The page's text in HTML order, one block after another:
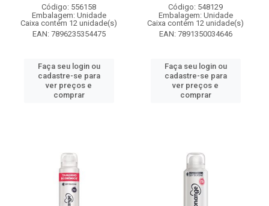
Código: 556158
Embalagem: Unidade
Caixa contém 12 unidade(s)
EAN: 7896235354475
Faça seu login ou
cadastre-se para
ver preços e
comprar
Código: 548129
Embalagem: Unidade
Caixa contém 12 unidade(s)
EAN: 7891350034646
Faça seu login ou
cadastre-se para
ver preços e
comprar